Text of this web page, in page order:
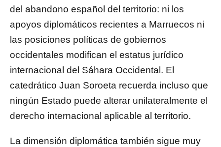
del abandono español del territorio: ni los
apoyos diplomáticos recientes a Marruecos ni
las posiciones políticas de gobiernos
occidentales modifican el estatus jurídico
internacional del Sáhara Occidental. El
catedrático Juan Soroeta recuerda incluso que
ningún Estado puede alterar unilateralmente el
derecho internacional aplicable al territorio.
La dimensión diplomática también sigue muy